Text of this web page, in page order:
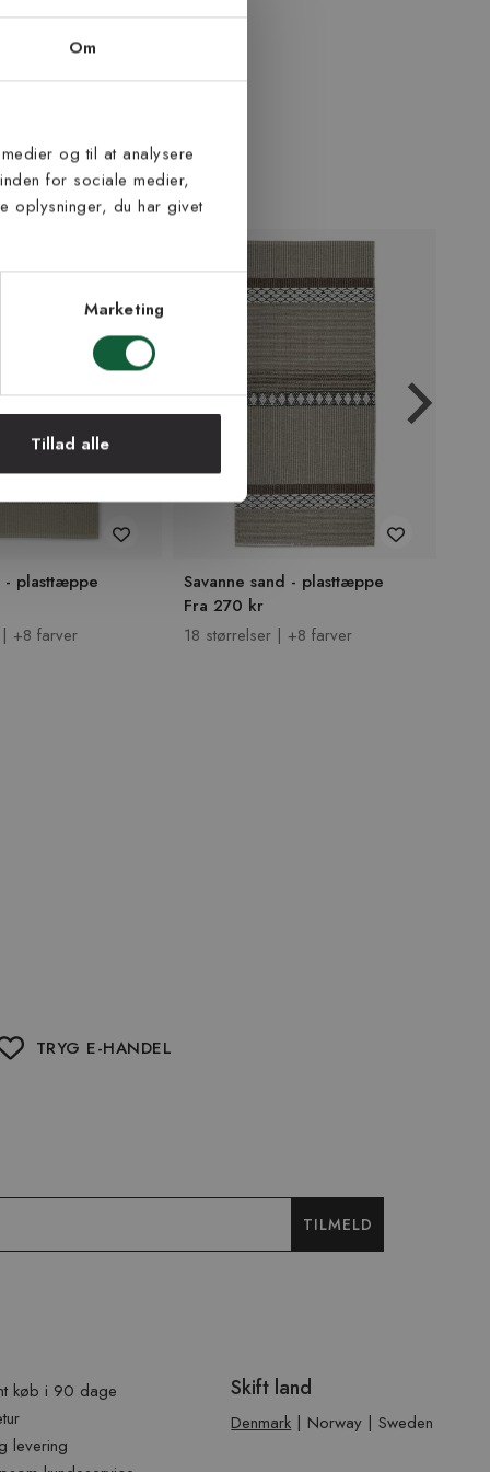
Om
og til at analysere
for sociale medier,
oplysninger, du har givet
Marketing
Tillad alle
- plasttæppe
+8 farver
Savanne sand - plasttæppe
Fra 270 kr
18 størrelser | +8 farver
TRYG E-HANDEL
TILMELD
køb i 90 dage
levering
Skift land
Denmark | Norway |Sweden